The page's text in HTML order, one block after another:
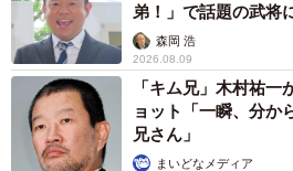
弟！」で話題の武将
森岡 浩
2026.08.09
「キム兄」木村祐
ョット「一瞬、分か
兄さん」
まいどなメディア